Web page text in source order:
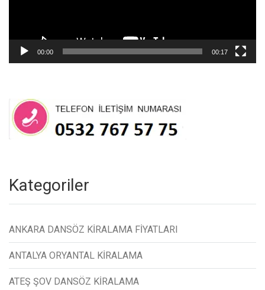
00:00 00:17
Kategoriler
ANKARA DANSÖZ KİRALAMA FİYATLARI
ANTALYA ORYANTAL KİRALAMA
ATEŞ ŞOV DANSÖZ KİRALAMA